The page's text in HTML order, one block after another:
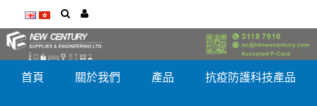
首頁 關於我們 產品 抗疫防護科技產品